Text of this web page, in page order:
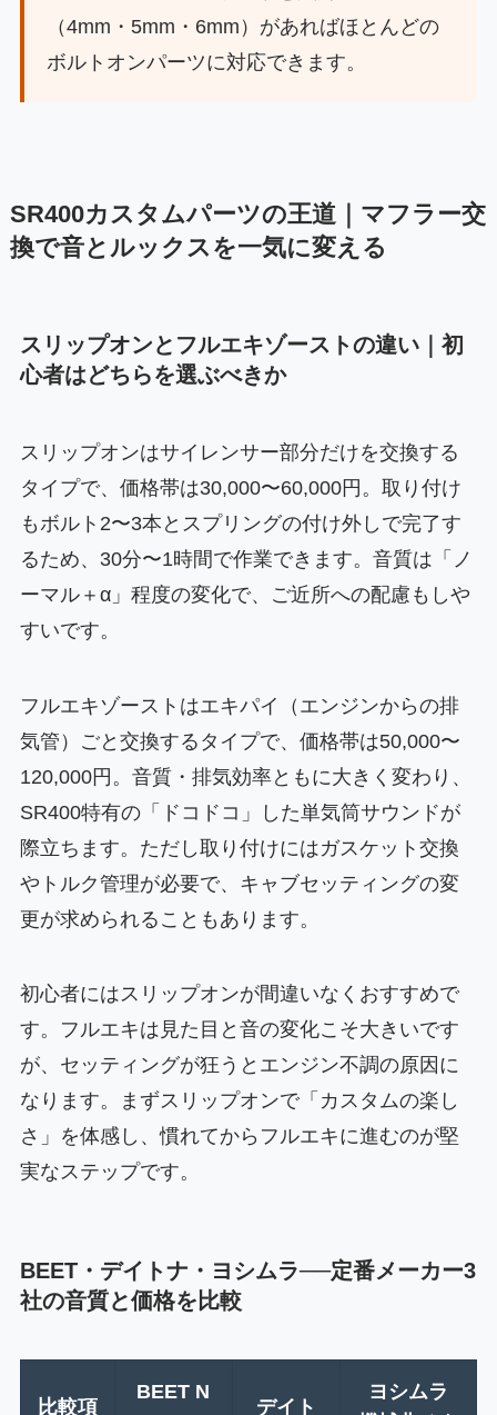
（4mm・5mm・6mm）があればほとんどの
ボルトオンパーツに対応できます。
SR400カスタムパーツの王道｜マフラー交
換で音とルックスを一気に変える
スリップオンとフルエキゾーストの違い｜初
心者はどちらを選ぶべきか
スリップオンはサイレンサー部分だけを交換する
タイプで、価格帯は30,000〜60,000円。取り付け
もボルト2〜3本とスプリングの付け外しで完了す
るため、30分〜1時間で作業できます。音質は「ノ
ーマル＋α」程度の変化で、ご近所への配慮もしや
すいです。
フルエキゾーストはエキパイ（エンジンからの排
気管）ごと交換するタイプで、価格帯は50,000〜
120,000円。音質・排気効率ともに大きく変わり、
SR400特有の「ドコドコ」した単気筒サウンドが
際立ちます。ただし取り付けにはガスケット交換
やトルク管理が必要で、キャブセッティングの変
更が求められることもあります。
初心者にはスリップオンが間違いなくおすすめで
す。フルエキは見た目と音の変化こそ大きいです
が、セッティングが狂うとエンジン不調の原因に
なります。まずスリップオンで「カスタムの楽し
さ」を体感し、慣れてからフルエキに進むのが堅
実なステップです。
BEET・デイトナ・ヨシムラ──定番メーカー3
社の音質と価格を比較
比較項
BEET N
デイト
ヨシムラ